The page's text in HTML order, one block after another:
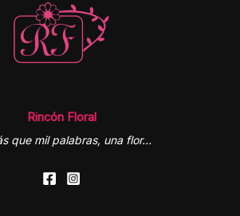
Rincón Floral
que mil palabras, una flor…